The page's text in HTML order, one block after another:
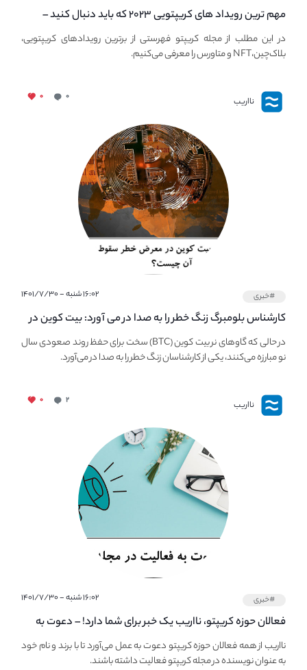
مهم ترین رویداد های کریپتویی ۲۰۲۳ که باید دنبال کنید –
معرفی بهترین رویداد های جهانی
در این مطلب از مجله کریپتو فهرستی از برترین رویدادهای کریپتویی،
بلاک‌چین،NFT و متاورس را معرفی می‌کنیم.
نااریب ۰ ۰
#خبری ۱۶:۰۲ شنبه - ۱۴۰۱/۷/۳۰
کارشناس بلومبرگ زنگ خطر را به صدا در می آورد: بیت کوین در
معرض خطر سقوط بزرگ است - دلیل آن چیست؟در حالی که گاوهای نر بیت کوین (BTC) سخت برای حفظ روند صعودی سال
نو مبارزه می‌کنند، یکی از کارشناسان زنگ خطر را به صدا در می‌آورد.
نااریب ۲ ۰
#خبری ۱۶:۰۲ شنبه - ۱۴۰۱/۷/۳۰
فعالان حوزه کریپتو، نااریب یک خبر برای شما دارد! – دعوت به
فعالیت در مجله کریپتو
نااریب از همه فعالان حوزه کریپتو دعوت به عمل می‌آورد تا با برند و نام خود
به عنوان نویسنده در مجله کریپتو فعالیت داشته باشند.